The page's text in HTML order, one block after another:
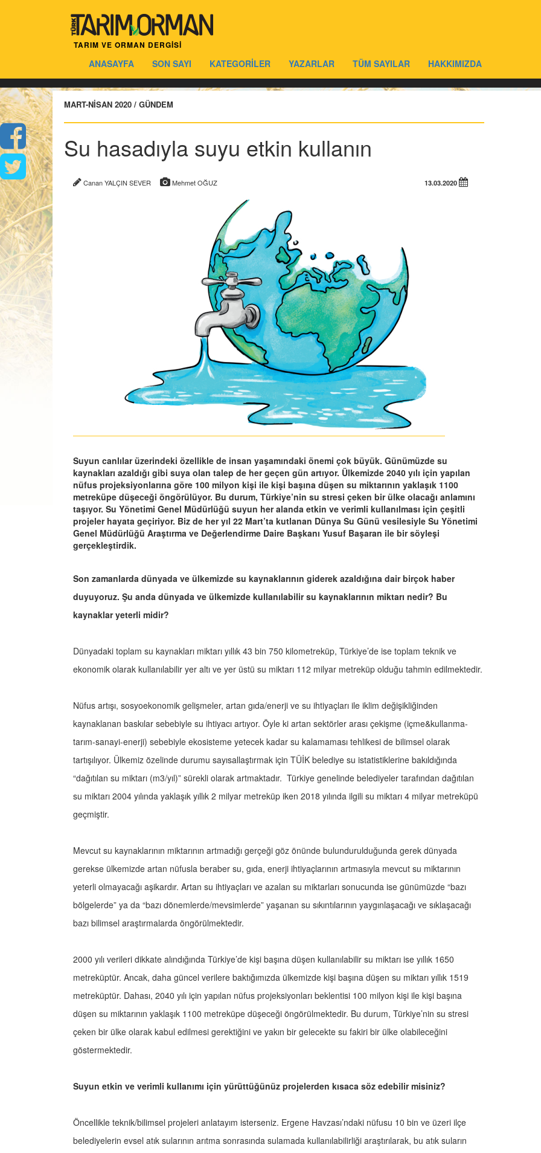
TARIM VE ORMAN DERGİSİ
ANASAYFA SON SAYI KATEGORİLER YAZARLAR TÜM SAYILAR HAKKIMIZDA
MART-NİSAN 2020 / GÜNDEM
Su hasadıyla suyu etkin kullanın
Canan YALÇIN SEVER Mehmet OĞUZ 13.03.2020
Suyun canlılar üzerindeki özellikle de insan yaşamındaki önemi çok büyük. Günümüzde su
kaynakları azaldığı gibi suya olan talep de her geçen gün artıyor. Ülkemizde 2040 yılı için yapılan
nüfus projeksiyonlarına göre 100 milyon kişi ile kişi başına düşen su miktarının yaklaşık 1100
metreküpe düşeceği öngörülüyor. Bu durum, Türkiye’nin su stresi çeken bir ülke olacağı anlamını
taşıyor. Su Yönetimi Genel Müdürlüğü suyun her alanda etkin ve verimli kullanılması için çeşitli
projeler hayata geçiriyor. Biz de her yıl 22 Mart’ta kutlanan Dünya Su Günü vesilesiyle Su Yönetimi
Genel Müdürlüğü Araştırma ve Değerlendirme Daire Başkanı Yusuf Başaran ile bir söyleşi
gerçekleştirdik.
Son zamanlarda dünyada ve ülkemizde su kaynaklarının giderek azaldığına dair birçok haber
duyuyoruz. Şu anda dünyada ve ülkemizde kullanılabilir su kaynaklarının miktarı nedir? Bu
kaynaklar yeterli midir?
Dünyadaki toplam su kaynakları miktarı yıllık 43 bin 750 kilometreküp, Türkiye’de ise toplam teknik ve
ekonomik olarak kullanılabilir yer altı ve yer üstü su miktarı 112 milyar metreküp olduğu tahmin edilmektedir.
Nüfus artışı, sosyoekonomik gelişmeler, artan gıda/enerji ve su ihtiyaçları ile iklim değişikliğinden
kaynaklanan baskılar sebebiyle su ihtiyacı artıyor. Öyle ki artan sektörler arası çekişme (içme&kullanma-
tarım-sanayi-enerji) sebebiyle ekosisteme yetecek kadar su kalamaması tehlikesi de bilimsel olarak
tartışılıyor. Ülkemiz özelinde durumu sayısallaştırmak için TÜİK belediye su istatistiklerine bakıldığında
“dağıtılan su miktarı (m3/yıl)” sürekli olarak artmaktadır. Türkiye genelinde belediyeler tarafından dağıtılan
su miktarı 2004 yılında yaklaşık yıllık 2 milyar metreküp iken 2018 yılında ilgili su miktarı 4 milyar metreküpü
geçmiştir.
Mevcut su kaynaklarının miktarının artmadığı gerçeği göz önünde bulundurulduğunda gerek dünyada
gerekse ülkemizde artan nüfusla beraber su, gıda, enerji ihtiyaçlarının artmasıyla mevcut su miktarının
yeterli olmayacağı aşikardır. Artan su ihtiyaçları ve azalan su miktarları sonucunda ise günümüzde “bazı
bölgelerde” ya da “bazı dönemlerde/mevsimlerde” yaşanan su sıkıntılarının yaygınlaşacağı ve sıklaşacağı
bazı bilimsel araştırmalarda öngörülmektedir.
2000 yılı verileri dikkate alındığında Türkiye’de kişi başına düşen kullanılabilir su miktarı ise yıllık 1650
metreküptür. Ancak, daha güncel verilere baktığımızda ülkemizde kişi başına düşen su miktarı yıllık 1519
metreküptür. Dahası, 2040 yılı için yapılan nüfus projeksiyonları beklentisi 100 milyon kişi ile kişi başına
düşen su miktarının yaklaşık 1100 metreküpe düşeceği öngörülmektedir. Bu durum, Türkiye’nin su stresi
çeken bir ülke olarak kabul edilmesi gerektiğini ve yakın bir gelecekte su fakiri bir ülke olabileceğini
göstermektedir.
Suyun etkin ve verimli kullanımı için yürüttüğünüz projelerden kısaca söz edebilir misiniz?
Öncellikle teknik/bilimsel projeleri anlatayım isterseniz. Ergene Havzası’ndaki nüfusu 10 bin ve üzeri ilçe
belediyelerin evsel atık sularının arıtma sonrasında sulamada kullanılabilirliği araştırılarak, bu atık suların